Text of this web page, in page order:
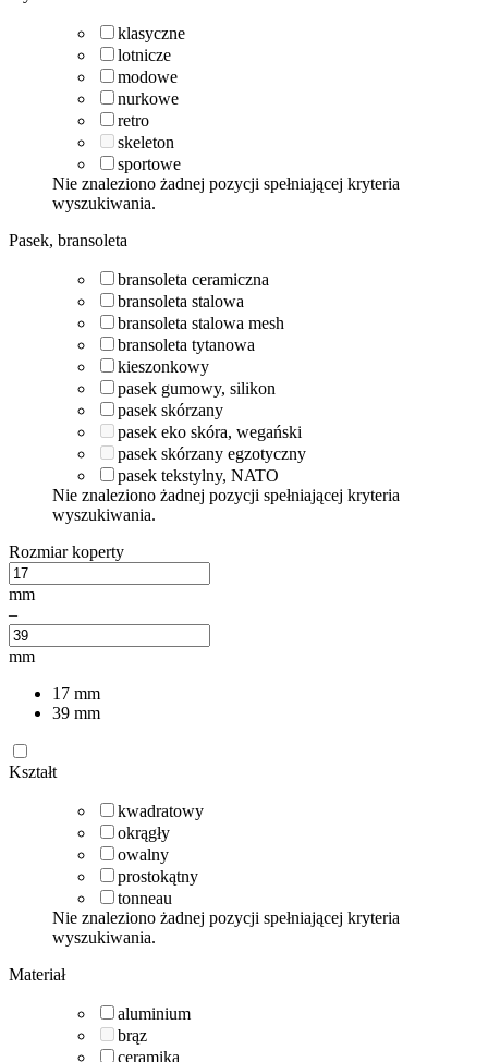
klasyczne
lotnicze
modowe
nurkowe
retro
skeleton
sportowe
Nie znaleziono żadnej pozycji spełniającej kryteria
wyszukiwania.
Pasek, bransoleta
bransoleta ceramiczna
bransoleta stalowa
bransoleta stalowa mesh
bransoleta tytanowa
kieszonkowy
pasek gumowy, silikon
pasek skórzany
pasek eko skóra, wegański
pasek skórzany egzotyczny
pasek tekstylny, NATO
Nie znaleziono żadnej pozycji spełniającej kryteria
wyszukiwania.
Rozmiar koperty
mm
–
mm
17 mm
39 mm
Kształt
kwadratowy
okrągły
owalny
prostokątny
tonneau
Nie znaleziono żadnej pozycji spełniającej kryteria
wyszukiwania.
Materiał
aluminium
brąz
ceramika